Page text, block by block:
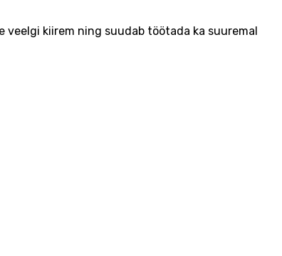
veelgi kiirem ning suudab töötada ka suuremal